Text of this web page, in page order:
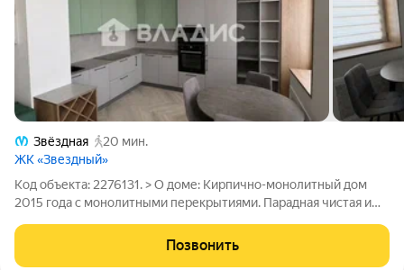
Звёздная
20 мин.
ЖК «Звездный»
Код объекта: 2276131. > О доме: Кирпично-монолитный дом
2015 года с монолитными перекрытиями. Парадная чистая и
парковка, так же есть гостевая. >О квартире: Балкон на 24ом
этаже позволяет
Позвонить